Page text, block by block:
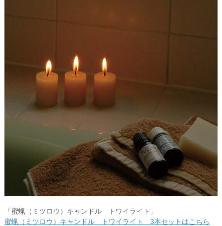
「蜜蝋（ミツロウ）キャンドル トワイライト」
蜜蝋（ミツロウ）キャンドル トワイライト 3本セットはこちら